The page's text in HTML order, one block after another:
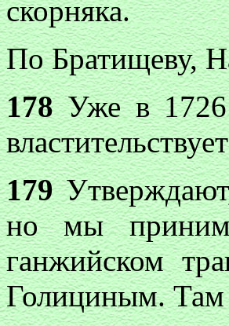
скорняка.
По Братищеву,
178Уже в 1726
179
но мы
ганжийском
Голициным. Там